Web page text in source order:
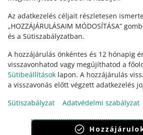
Az adatkezelés céljait részletesen
„HOZZÁJÁRULÁSAIM MÓDOSÍTÁSA”
és a Sütiszabályzatban.
A hozzájárulás önkéntes és 12 hónapig
visszavonhatod vagy megújíthatod a
Sütibeállítások lapon. A hozzájárulás
a visszavonás előtt végzett adatkezelés
Sütiszabályzat
Adatvédelmi szabályzat
Ez az oldal más nyelveken is elérhető.
megjelenítés: